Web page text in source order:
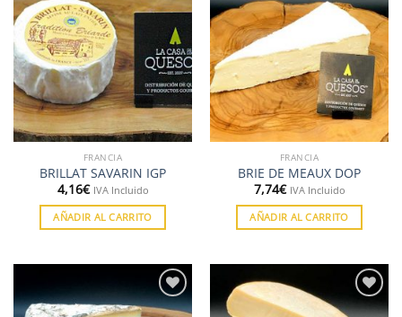
Añadir
lista de
deseos
FRANCIA
BRILLAT SAVARIN IGP
4,16€ IVA Incluido
AÑADIR AL CARRITO
Añadir
a la
lista de
deseos
FRANCIA
BRIE DE MEAUX DOP
7,74€ IVA Incluido
AÑADIR AL CARRITO
Añadir
Añadir